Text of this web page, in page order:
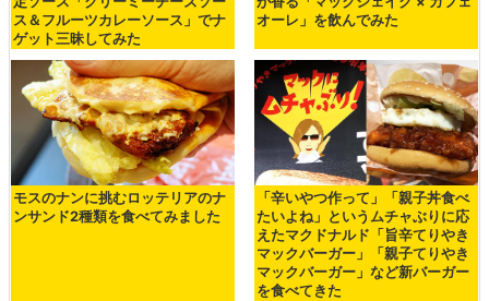
ス＆フルーツカレーソース」でナ
ゲット三昧してみた
オーレ」を飲んでみた
モスのナンに挑むロッテリアのナ
ンサンド2種類を食べてみました
「辛いやつ作って」「親子丼食べ
たいよね」というムチャぶりに応
えたマクドナルド「旨辛てりやき
マックバーガー」「親子てりやき
マックバーガー」など新バーガー
を食べてきた